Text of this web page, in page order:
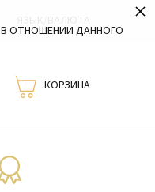
КОРЗИНА
ОТНОШЕНИИ ДАННОГО
×